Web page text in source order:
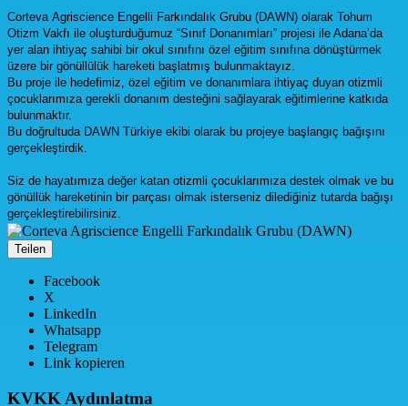
Corteva Agriscience Engelli Farkındalık Grubu (DAWN) olarak Tohum
Otizm Vakfı ile oluşturduğumuz “Sınıf Donanımları” projesi ile Adana’da
yer alan ihtiyaç sahibi bir okul sınıfını özel eğitim sınıfına dönüştürmek
üzere bir gönüllülük hareketi başlatmış bulunmaktayız.
Bu proje ile hedefimiz, özel eğitim ve donanımlara ihtiyaç duyan otizmli
çocuklarımıza gerekli donanım desteğini sağlayarak eğitimlerine katkıda
bulunmaktır.
Bu doğrultuda DAWN Türkiye ekibi olarak bu projeye başlangıç bağışını
gerçekleştirdik.
Siz de hayatımıza değer katan otizmli çocuklarımıza destek olmak ve bu
gönüllük hareketinin bir parçası olmak isterseniz dilediğiniz tutarda bağışı
gerçekleştirebilirsiniz.
Teilen
Facebook
X
LinkedIn
Whatsapp
Telegram
Link kopieren
KVKK Aydınlatma